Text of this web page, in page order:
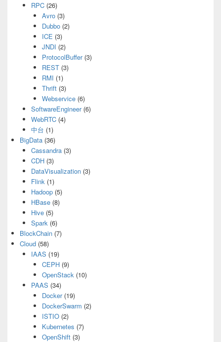
RPC(26)
Avro (3)
Dubbo (2)
ICE (3)
JNDI (2)
ProtocolBuffer(3)
REST (3)
RMI (1)
Thrift (3)
Webservice (6)
SoftwareEngineer(6)
WebRTC(4)
中台 (1)
BigData (36)
Cassandra(3)
CDH(3)
DataVisualization(3)
Flink (1)
Hadoop(5)
HBase(8)
Hive(5)
Spark (6)
BlockChain (7)
Cloud (58)
IAAS (19)
CEPH (9)
OpenStack (10)
PAAS (34)
Docker(19)
DockerSwarm (2)
ISTIO (2)
Kubernetes (7)
OpenShift (3)